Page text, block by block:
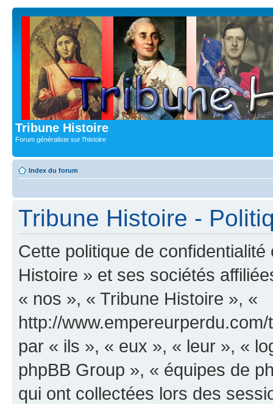
Tribune Histoire
Forum généraliste sur l'histoire
Index du forum
Tribune Histoire -
Cette politique de
Histoire » et ses sociétés
« nos », « Tribune Histoire », «
http://
par « ils », « eux », « leur », «
phpBB Group », « équipes de
qui ont collectées lors des